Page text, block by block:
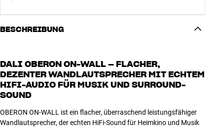
BESCHREIBUNG
DALI OBERON ON-WALL – FLACHER,
DEZENTER WANDLAUTSPRECHER MIT ECHTEM
HIFI-AUDIO FÜR MUSIK UND SURROUND-
SOUND
OBERON ON-WALL ist ein flacher, überraschend leistungsfähiger
Wandlautsprecher, der echten HiFi-Sound für Heimkino und Musik